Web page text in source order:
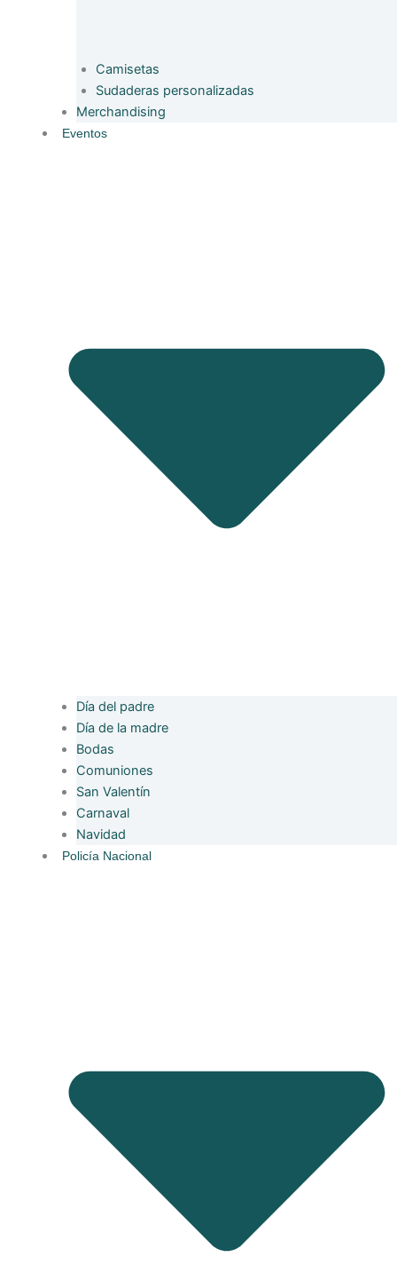
Camisetas
Sudaderas personalizadas
Merchandising
Eventos
Día del padre
Día de la madre
Bodas
Comuniones
San Valentín
Carnaval
Navidad
Policía Nacional